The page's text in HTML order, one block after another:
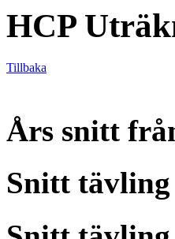
HCP
Tillbaka
Års snitt
Snitt tävling